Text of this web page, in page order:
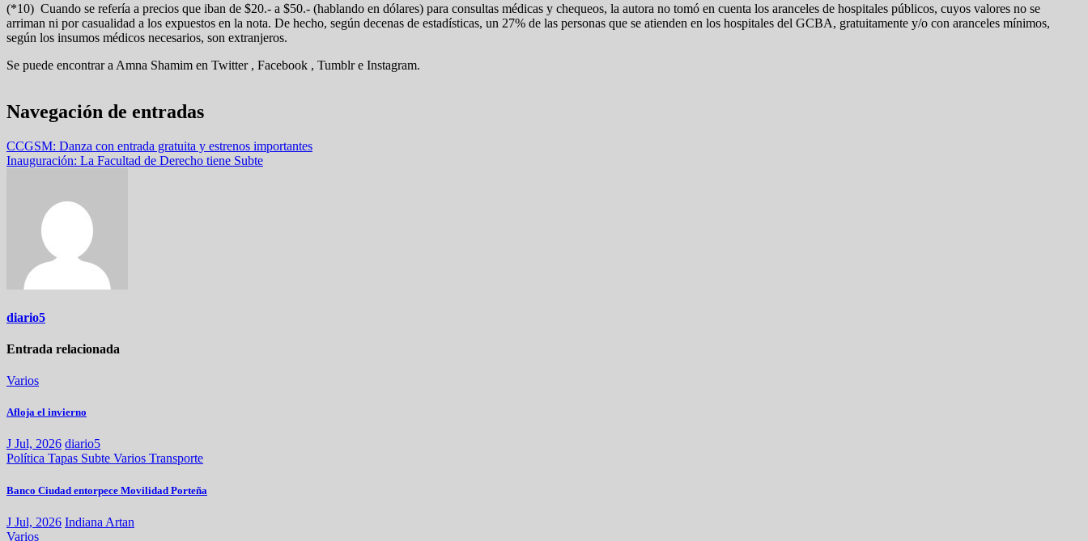
(*10) Cuando se refería a precios que iban de $20.- a $50.- (hablando en dólares) para consultas médicas y chequeos, la autora no tomó en cuenta los aranceles de hospitales públicos, cuyos valores no se
arriman ni por casualidad a los expuestos en la nota. De hecho, según decenas de estadísticas, un 27% de las personas que se atienden en los hospitales del GCBA, gratuitamente y/o con aranceles mínimos,
según los insumos médicos necesarios, son extranjeros.
Se puede encontrar a Amna Shamim en Twitter , Facebook , Tumblr e Instagram.
Navegación de entradas
CCGSM: Danza con entrada gratuita y estrenos importantes
Inauguración: La Facultad de Derecho tiene Subte
diario5
Entrada relacionada
Varios
Afloja el invierno
J Jul, 2026 diario5
Política Tapas Subte Varios Transporte
Banco Ciudad entorpece Movilidad Porteña
J Jul, 2026 Indiana Artan
Varios